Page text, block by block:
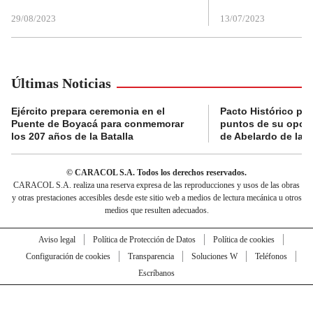
29/08/2023 13/07/2023
Últimas Noticias
Ejército prepara ceremonia en el
Puente de Boyacá para conmemorar
los 207 años de la Batalla
Pacto Histórico
puntos de su
de Abelardo de la
© CARACOL S.A. Todos los derechos reservados.
CARACOL S.A. realiza una reserva expresa de las reproducciones y usos de las obras
y otras prestaciones accesibles desde este sitio web a medios de lectura mecánica u otros
medios que resulten adecuados.
Aviso legal Política de Protección de Datos
Política de cookies
Configuración de cookies
Transparencia Soluciones W
Teléfonos
Escríbanos